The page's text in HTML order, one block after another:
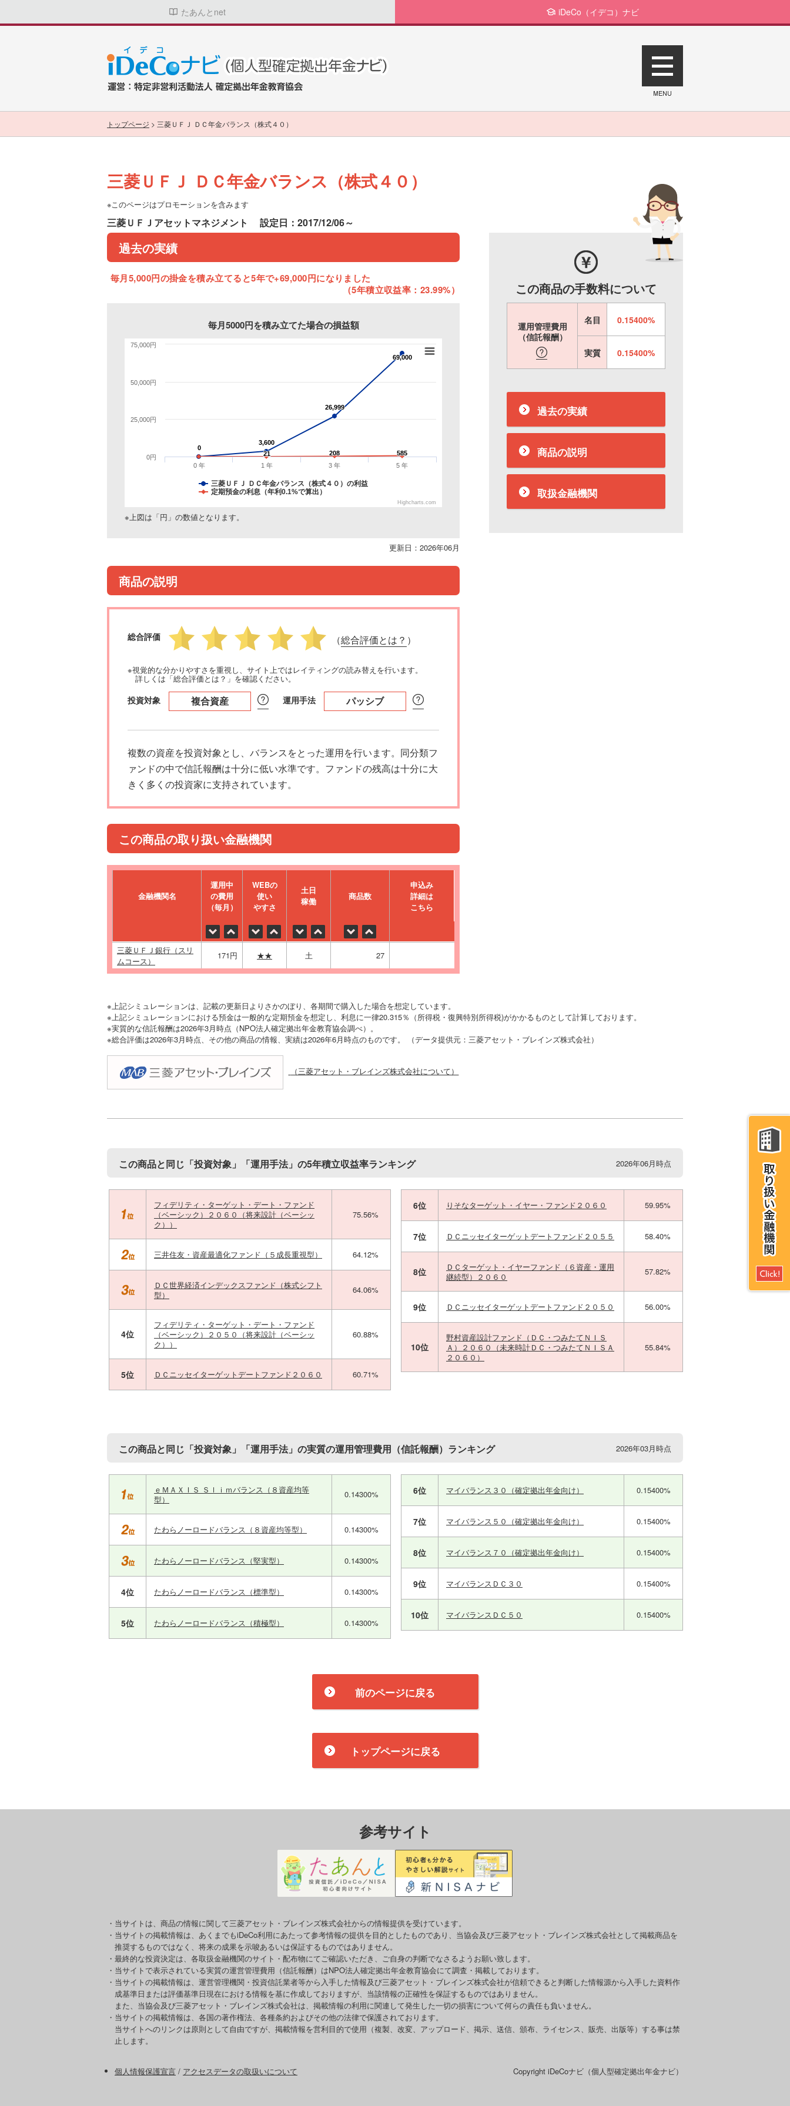
たあんとnet iDeCo（イデコ）ナビ
トップページ > 三菱ＵＦＪ ＤＣ年金バランス（株式４０）
三菱ＵＦＪ ＤＣ年金バランス（株式４０）
※このページはプロモーションを含みます
三菱ＵＦＪアセットマネジメント 設定日：2017/12/06～
過去の実績
毎月5,000円の掛金を積み立てると5年で+69,000円になりました
（5年積立収益率：23.99%）
毎月5000円を積み立てた場合の損益額
0
0
3,600
3,600
26,999
26,999
69,000
69,000
21
21 208
208 585
585
三菱ＵＦＪ ＤＣ年金バランス（株式４０）の利益
定期預金の利息（年利0.1%で算出）
0 年 1 年 3 年 5 年
0円
25,000円
50,000円
75,000円
Highcharts.com
※上図は「円」の数値となります。
更新日：2026年06月
商品の説明
総合評価 （総合評価とは？ ）
※視覚的な分かりやすさを重視し、サイト上ではレイティングの読み替えを行います。
詳しくは「総合評価とは？」を確認ください。
投資対象 複合資産 運用手法 パッシブ
複数の資産を投資対象とし、バランスをとった運用を行います。同分類フ
ァンドの中で信託報酬は十分に低い水準です。ファンドの残高は十分に大
きく多くの投資家に支持されています。
この商品の取り扱い金融機関
金融機関名
運⽤中
の費⽤
（毎⽉）
WEBの
使い
やすさ
⼟⽇
稼働
商品数
申込み
詳細は
こちら
三菱ＵＦＪ銀行（スリ
ムコース）
171円 ★★ 土 27
この商品の手数料について
運用管理費用
（信託報酬）
名目 0.15400%
実質 0.15400%
過去の実績
商品の説明
取扱金融機関
※上記シミュレーションは、記載の更新日よりさかのぼり、各期間で購入した場合を想定しています。
※上記シミュレーションにおける預金は一般的な定期預金を想定し、利息に一律20.315％（所得税・復興特別所得税)がかかるものとして計算しております。
※実質的な信託報酬は2026年3月時点（NPO法人確定拠出年金教育協会調べ）。
※総合評価は2026年3月時点、その他の商品の情報、実績は2026年6月時点のものです。 （データ提供元：三菱アセット・ブレインズ株式会社）
（三菱アセット・ブレインズ株式会社について）
この商品と同じ「投資対象」「運用手法」の5年積立収益率ランキング 2026年06月時点
フィデリティ・ターゲット・デート・ファンド
（ベーシック）２０６０（将来設計（ベーシッ
ク））
75.56%
三井住友・資産最適化ファンド（５成長重視型） 64.12%
ＤＣ世界経済インデックスファンド（株式シフト
型）
64.06%
4位
フィデリティ・ターゲット・デート・ファンド
（ベーシック）２０５０（将来設計（ベーシッ
ク））
60.88%
5位 ＤＣニッセイターゲットデートファンド２０６０ 60.71%
6位 りそなターゲット・イヤー・ファンド２０６０ 59.95%
7位 ＤＣニッセイターゲットデートファンド２０５５ 58.40%
8位
ＤＣターゲット・イヤーファンド（６資産・運用
継続型）２０６０
57.82%
9位 ＤＣニッセイターゲットデートファンド２０５０ 56.00%
10位
野村資産設計ファンド（ＤＣ・つみたてＮＩＳ
Ａ）２０６０（未来時計ＤＣ・つみたてＮＩＳＡ
２０６０）
55.84%
この商品と同じ「投資対象」「運用手法」の実質の運用管理費用（信託報酬）ランキング 2026年03月時点
ｅＭＡＸＩＳ Ｓｌｉｍバランス（８資産均等
型）
0.14300%
たわらノーロードバランス（８資産均等型） 0.14300%
たわらノーロードバランス（堅実型） 0.14300%
4位 たわらノーロードバランス（標準型） 0.14300%
5位 たわらノーロードバランス（積極型） 0.14300%
6位 マイバランス３０（確定拠出年金向け） 0.15400%
7位 マイバランス５０（確定拠出年金向け） 0.15400%
8位 マイバランス７０（確定拠出年金向け） 0.15400%
9位 マイバランスＤＣ３０ 0.15400%
10位 マイバランスＤＣ５０ 0.15400%
前のページに戻る
トップページに戻る
参考サイト
・当サイトは、商品の情報に関して三菱アセット・ブレインズ株式会社からの情報提供を受けています。
・当サイトの掲載情報は、あくまでもiDeCo利用にあたって参考情報の提供を目的としたものであり、当協会及び三菱アセット・ブレインズ株式会社として掲載商品を
推奨するものではなく、将来の成果を示唆あるいは保証するものではありません。
・最終的な投資決定は、各取扱金融機関のサイト・配布物にてご確認いただき、ご自身の判断でなさるようお願い致します。
・当サイトで表示されている実質の運営管理費用（信託報酬）はNPO法人確定拠出年金教育協会にて調査・掲載しております。
・当サイトの掲載情報は、運営管理機関・投資信託業者等から入手した情報及び三菱アセット・ブレインズ株式会社が信頼できると判断した情報源から入手した資料作
成基準日または評価基準日現在における情報を基に作成しておりますが、当該情報の正確性を保証するものではありません。
また、当協会及び三菱アセット・ブレインズ株式会社は、掲載情報の利用に関連して発生した一切の損害について何らの責任も負いません。
・当サイトの掲載情報は、各国の著作権法、各種条約およびその他の法律で保護されております。
当サイトへのリンクは原則として自由ですが、掲載情報を営利目的で使用（複製、改変、アップロード、掲示、送信、頒布、ライセンス、販売、出版等）する事は禁
止します。
個人情報保護宣言 / アクセスデータの取扱いについて Copyright iDeCoナビ（個人型確定拠出年金ナビ）